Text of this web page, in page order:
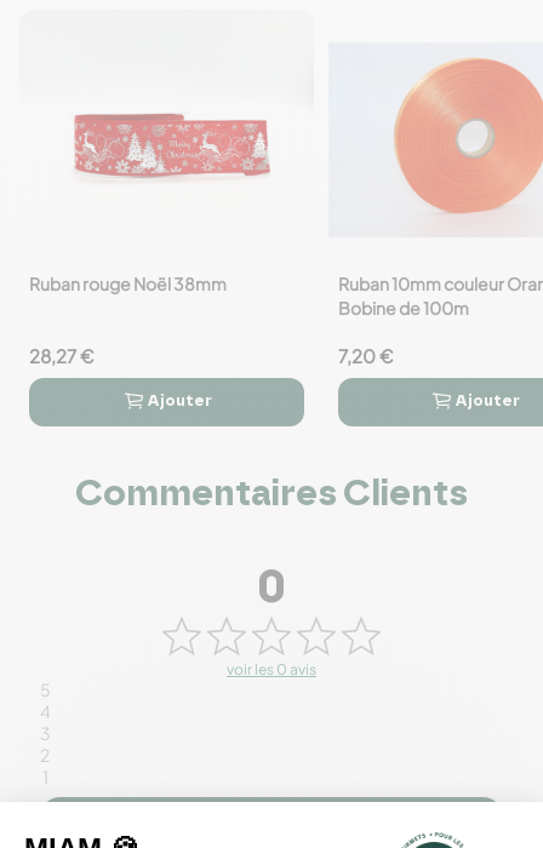
favorite_border
Ruban rouge Noël 38mm
28,27 €
 
Ajouter
favorite_border
Ruban 10mm couleur
Bobine de 100m
7,20 €
 
Ajouter
Commentaires Clients
0
voir les 0 avis
5
4
3
2
1